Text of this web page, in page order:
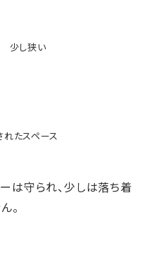
少し狭い
たスペース
は守られ、少しは落ち着
。